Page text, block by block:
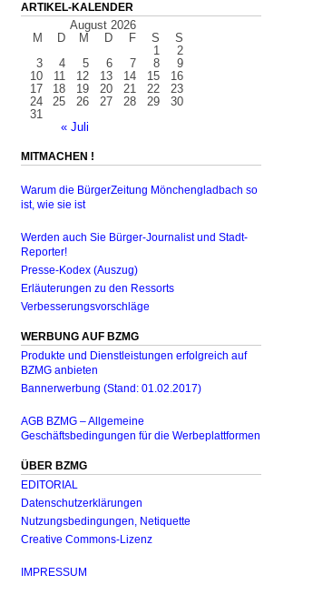
ARTIKEL-KALENDER
August 2026
M
D M D F S S
« Juli
1
2
3
4 5 6 7 8
9
10
11 12 13 14 15
16
17
18 19 20 21 22
23
24
25 26 27 28 29
30
31
MITMACHEN !
Warum die BürgerZeitung Mönchengladbach so
ist, wie sie ist
Werden auch Sie Bürger-Journalist und Stadt-
Reporter!
Presse-Kodex (Auszug)
Erläuterungen zu den Ressorts
Verbesserungsvorschläge
WERBUNG AUF BZMG
Produkte und Dienstleistungen erfolgreich auf
BZMG anbieten
Bannerwerbung (Stand: 01.02.2017)
AGB BZMG – Allgemeine
Geschäftsbedingungen für die Werbeplattformen
ÜBER BZMG
EDITORIAL
Datenschutzerklärungen
Nutzungsbedingungen, Netiquette
Creative Commons-Lizenz
IMPRESSUM